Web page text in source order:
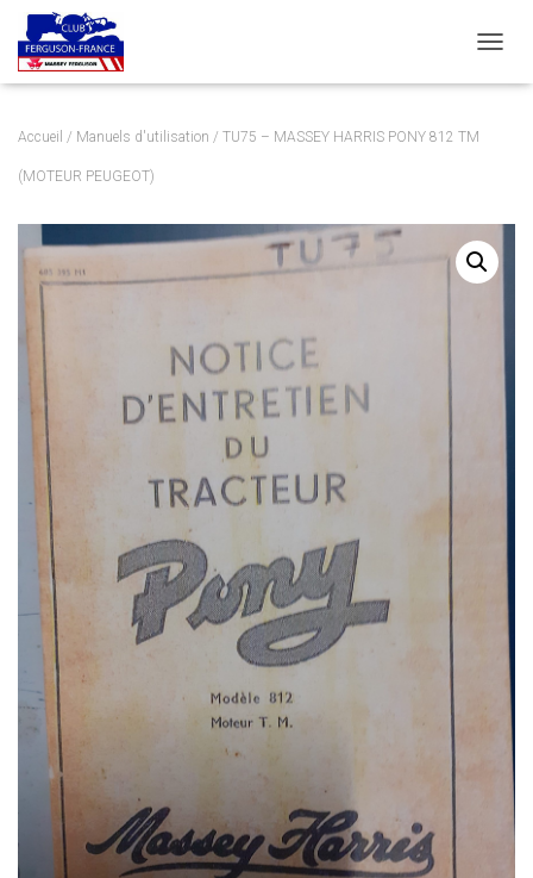
Accueil / Manuels d'utilisation / TU75 – MASSEY HARRIS PONY 812 TM
(MOTEUR PEUGEOT)